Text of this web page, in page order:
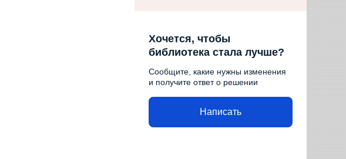
Хочется, чтобы
библиотека стала лучше?
Сообщите, какие нужны изменения
и получите ответ о решении
Написать